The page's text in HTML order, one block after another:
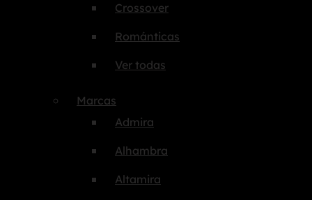
Crossover
Románticas
Ver todas
Marcas
Admira
Alhambra
Altamira